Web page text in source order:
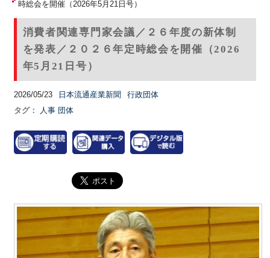
時総会を開催（2026年5月21日号）
消費者関連専門家会議／２６年度の新体制
を発表／２０２６年定時総会を開催（2026
年5月21日号）
2026/05/23 日本流通産業新聞
行政団体
タグ：
人事 団体